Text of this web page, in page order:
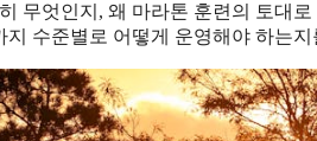
무엇인지, 왜 마라톤 훈련의 토대
수준별로 어떻게 운영해야 하는